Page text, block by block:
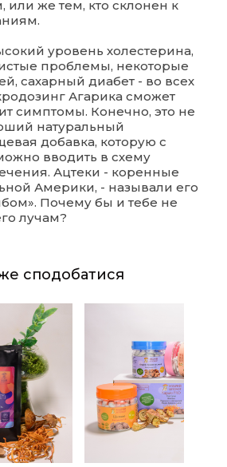
же тем, кто склонен к
уровень холестерина,
проблемы, некоторые
сахарный диабет - во всех
Агарика сможет
симптомы. Конечно, это не
натуральный
добавка, которую с
вводить в схему
Ацтеки - коренные
Америки, - называли его
Почему бы и тебе не
лучам?
сподобатися